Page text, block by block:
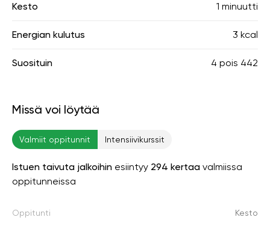
Kesto 1 minuutti
Energian kulutus 3 kcal
Suosituin 4 pois 442
Missä voi löytää
Valmiit oppitunnit Intensiivikurssit
Istuen taivuta jalkoihin esiintyy 294 kertaa valmiissa
oppitunneissa
Oppitunti Kesto